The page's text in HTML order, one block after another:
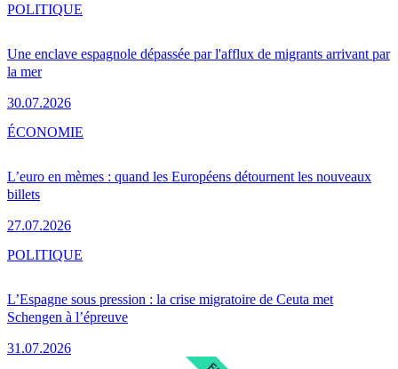
Une enclave espagnole dépassée par l'afflux de migrants arrivant par
la mer
30.07.2026
POLITIQUE
L’euro en mèmes : quand les Européens détournent les nouveaux
billets
27.07.2026
ÉCONOMIE
L’Espagne sous pression : la crise migratoire de Ceuta met
Schengen à l’épreuve
31.07.2026
POLITIQUE